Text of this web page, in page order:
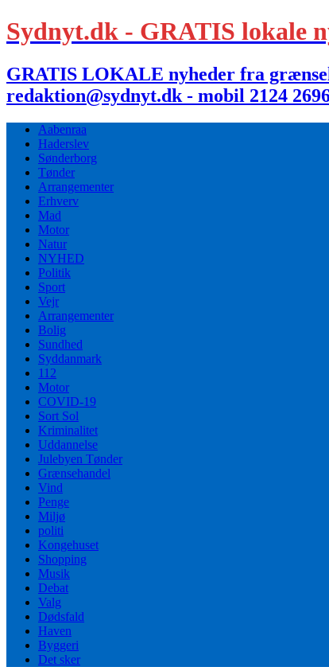
Sydnyt.dk - GRATIS lokale
GRATIS LOKALE nyheder fra
redaktion@sydnyt.dk - mobil 2124
Aabenraa
Haderslev
Sønderborg
Tønder
Arrangementer
Erhverv
Mad
Motor
Natur
NYHED
Politik
Sport
Vejr
Arrangementer
Bolig
Sundhed
Syddanmark
112
Motor
COVID-19
Sort Sol
Kriminalitet
Uddannelse
Julebyen Tønder
Grænsehandel
Vind
Penge
Miljø
politi
Kongehuset
Shopping
Musik
Debat
Valg
Dødsfald
Haven
Byggeri
Det sker